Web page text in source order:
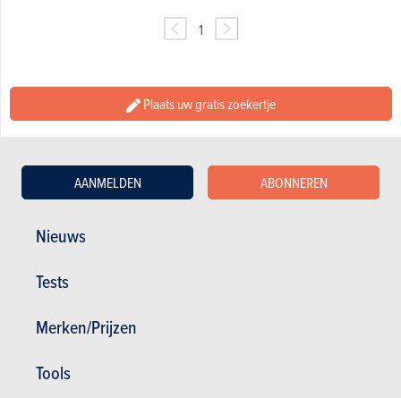
Nieuws
Tests
Merken/Prijzen
Tools
AANMELDEN ABONNEREN
1
Plaats uw gratis zoekertje
Nieuws
Tweedehands & Stock